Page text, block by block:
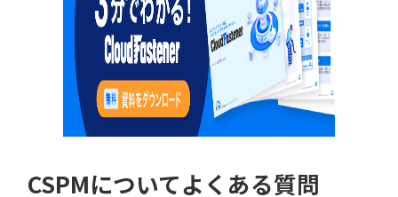
CSPMについてよくある質問